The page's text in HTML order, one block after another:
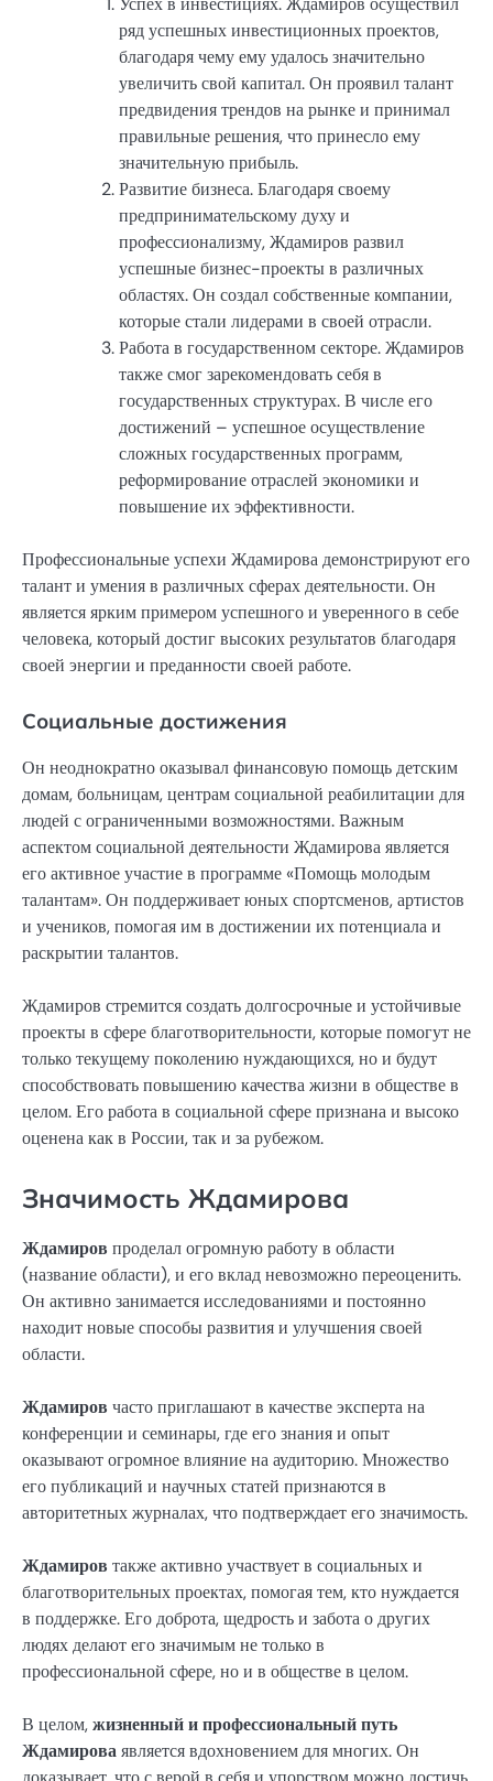
ряд успешных инвестиционных проектов,
благодаря чему ему удалось значительно
увеличить свой капитал. Он проявил талант
предвидения трендов на рынке и принимал
правильные решения, что принесло ему
значительную прибыль.
Развитие бизнеса. Благодаря своему
предпринимательскому духу и
профессионализму, Ждамиров развил
успешные бизнес-проекты в различных
областях. Он создал собственные компании,
которые стали лидерами в своей отрасли.
Работа в государственном секторе. Ждамиров
также смог зарекомендовать себя в
государственных структурах. В числе его
достижений – успешное осуществление
сложных государственных программ,
реформирование отраслей экономики и
повышение их эффективности.
Профессиональные успехи Ждамирова демонстрируют его
талант и умения в различных сферах деятельности. Он
является ярким примером успешного и уверенного в себе
человека, который достиг высоких результатов благодаря
своей энергии и преданности своей работе.
Социальные достижения
Он неоднократно оказывал финансовую помощь детским
домам, больницам, центрам социальной реабилитации для
людей с ограниченными возможностями. Важным
аспектом социальной деятельности Ждамирова является
его активное участие в программе «Помощь молодым
талантам». Он поддерживает юных спортсменов, артистов
и учеников, помогая им в достижении их потенциала и
раскрытии талантов.
Ждамиров стремится создать долгосрочные и устойчивые
проекты в сфере благотворительности, которые помогут не
только текущему поколению нуждающихся, но и будут
способствовать повышению качества жизни в обществе в
целом. Его работа в социальной сфере признана и высоко
оценена как в России, так и за рубежом.
Значимость Ждамирова
Ждамиров проделал огромную работу в области
(название области), и его вклад невозможно переоценить.
Он активно занимается исследованиями и постоянно
находит новые способы развития и улучшения своей
области.
Ждамиров часто приглашают в качестве эксперта на
конференции и семинары, где его знания и опыт
оказывают огромное влияние на аудиторию. Множество
его публикаций и научных статей признаются в
авторитетных журналах, что подтверждает его значимость.
Ждамиров также активно участвует в социальных и
благотворительных проектах, помогая тем, кто нуждается
в поддержке. Его доброта, щедрость и забота о других
людях делают его значимым не только в
профессиональной сфере, но и в обществе в целом.
В целом,жизненный и профессиональный путь
Ждамироваявляется вдохновением для многих. Он